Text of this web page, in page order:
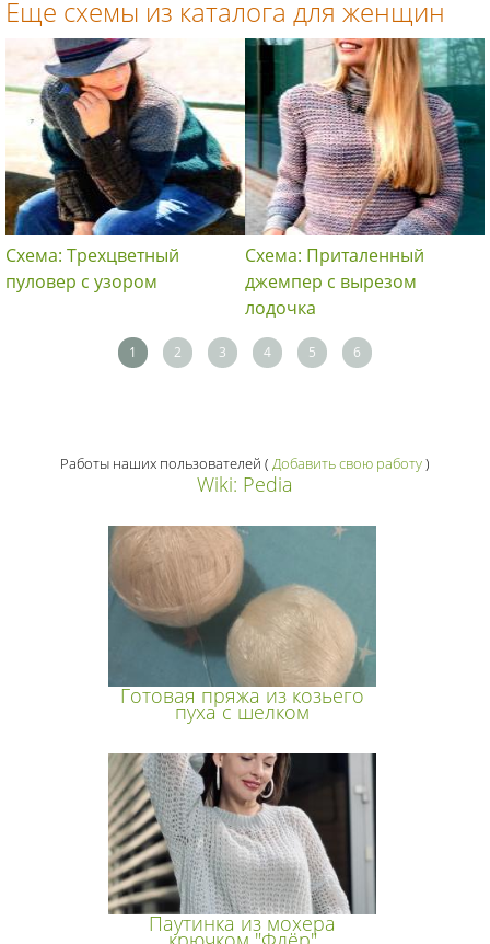
Еще схемы из каталога для женщин
Схема: Трехцветный
пуловер с узором
Схема: Приталенный
джемпер с вырезом
лодочка
1 2 3 4 5 6
Работы наших пользователей ( Добавить свою работу)
Wiki: Pedia
Готовая пряжа из козьего
пуха с шелком
Паутинка из мохера